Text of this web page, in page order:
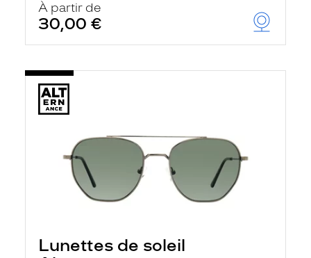
À partir de
30,00 €
Lunettes de soleil